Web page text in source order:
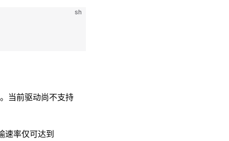
sh
当前驱动尚不支持
速率仅可达到